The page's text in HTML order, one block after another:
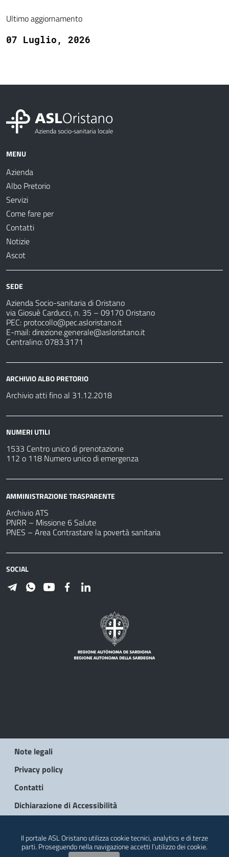
Ultimo aggiornamento
07 Luglio, 2026
MENU
Azienda
Albo Pretorio
Servizi
Come fare per
Contatti
Notizie
Ascot
SEDE
Azienda Socio-sanitaria di Oristano
via Giosuè Carducci, n. 35 – 09170 Oristano
PEC: protocollo@pec.asloristano.it
E-mail:direzione.generale@asloristano.it
Centralino: 0783.3171
ARCHIVIO ALBO PRETORIO
Archivio atti fino al 31.12.2018
NUMERI UTILI
1533 Centro unico di prenotazione
112 o 118 Numero unico di emergenza
AMMINISTRAZIONE TRASPARENTE
Archivio ATS
PNRR – Missione 6 Salute
PNES – Area Contrastare la povertà sanitaria
SOCIAL
Note legali
Privacy policy
Contatti
Dichiarazione di Accessibilità
Il portale ASL Oristano utilizza cookie tecnici, analytics e di terze
parti. Proseguendo nella navigazione accetti l’utilizzo dei cookie.